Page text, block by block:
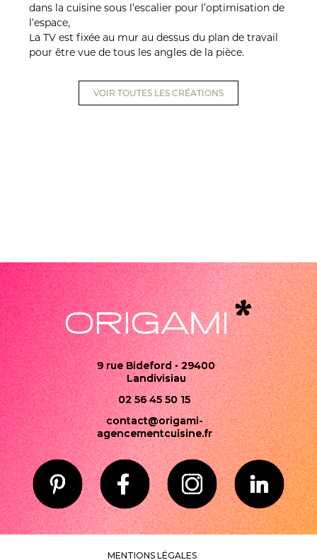
dans la cuisine sous l’escalier pour l’optimisation de
l’espace,
La TV est fixée au mur au dessus du plan de travail
pour être vue de tous les angles de la pièce.
VOIR TOUTES LES CRÉATIONS
9 rue Bideford • 29400
Landivisiau
02 56 45 50 15
contact@origami-
agencementcuisine.fr
MENTIONS LÉGALES